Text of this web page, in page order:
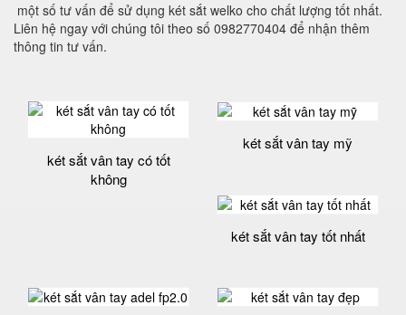
một số tư vấn để sử dụng két sắt welko cho chất lượng tốt nhất.
Liên hệ ngay với chúng tôi theo số 0982770404 để nhận thêm
thông tin tư vấn.
két sắt vân tay có tốt
không
két sắt vân tay mỹ
két sắt vân tay tốt nhất